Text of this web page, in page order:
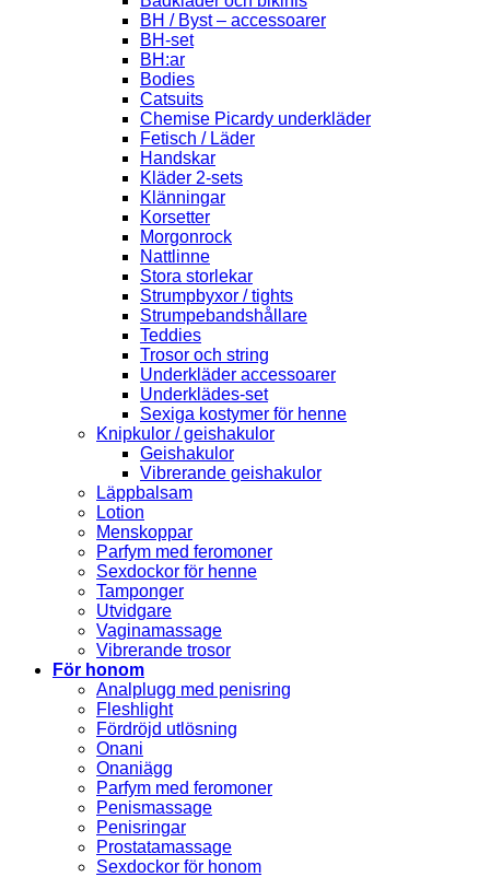
BH / Byst – accessoarer
BH-set
BH:ar
Bodies
Catsuits
Chemise Picardy underkläder
Fetisch / Läder
Handskar
Kläder 2-sets
Klänningar
Korsetter
Morgonrock
Nattlinne
Stora storlekar
Strumpbyxor / tights
Strumpebandshållare
Teddies
Trosor och string
Underkläder accessoarer
Underklädes-set
Sexiga kostymer för henne
Knipkulor / geishakulor
Geishakulor
Vibrerande geishakulor
Läppbalsam
Lotion
Menskoppar
Parfym med feromoner
Sexdockor för henne
Tamponger
Utvidgare
Vaginamassage
Vibrerande trosor
För honom
Analplugg med penisring
Fleshlight
Fördröjd utlösning
Onani
Onaniägg
Parfym med feromoner
Penismassage
Penisringar
Prostatamassage
Sexdockor för honom